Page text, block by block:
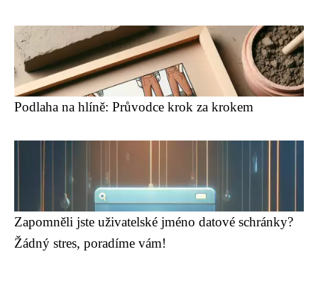
Podlaha na hlíně: Průvodce krok za krokem
Zapomněli jste uživatelské jméno datové schránky?
Žádný stres, poradíme vám!